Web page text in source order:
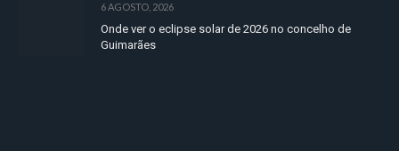
6 AGOSTO, 2026
Onde ver o eclipse solar de 2026 no concelho de
Guimarães